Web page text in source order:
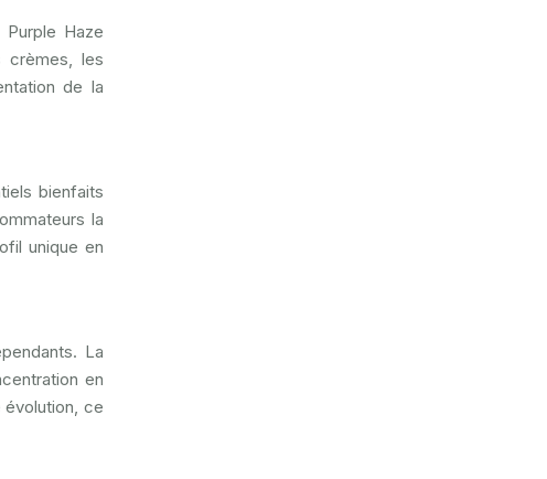
Haze
crèmes, les
de la
bienfaits
la
unique en
La
en
évolution, ce